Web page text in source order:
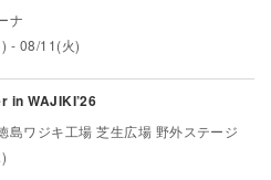
ナ
- 08/11(火)
in WAJIKI’26
島ワジキ工場 芝生広場 野外ステージ